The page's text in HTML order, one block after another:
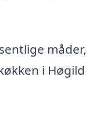
måder,
i Høgild